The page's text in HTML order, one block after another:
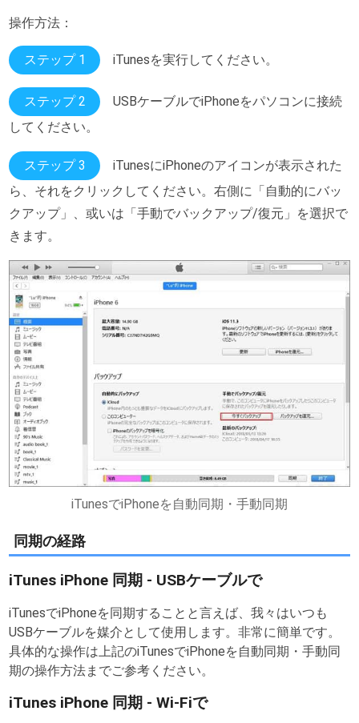
操作方法：
ステップ 1 iTunesを実行してください。
ステップ 2
USBケーブルでiPhoneをパソコンに接続
してください。
ステップ 3
iTunesにiPhoneのアイコンが表示された
ら、それをクリックしてください。右側に「自動的にバッ
クアップ」、或いは「手動でバックアップ/復元」を選択で
きます。
iTunesでiPhoneを自動同期・手動同期
同期の経路
iTunes iPhone 同期 - USBケーブルで
iTunesでiPhoneを同期することと言えば、我々はいつも
USBケーブルを媒介として使用します。非常に簡単です。
具体的な操作は上記のiTunesでiPhoneを自動同期・手動同
期の操作方法までご参考ください。
iTunes iPhone 同期 - Wi-Fiで